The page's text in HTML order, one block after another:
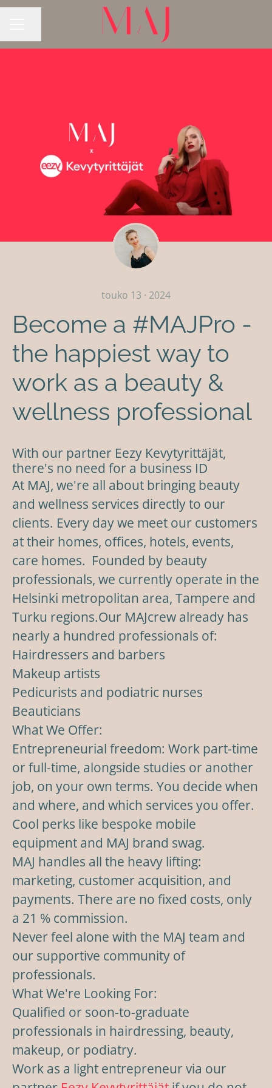
touko 13 · 2024
Become a #MAJPro -
the happiest way to
work as a beauty &
wellness professional
With our partner Eezy Kevytyrittäjät,
there's no need for a business ID
At MAJ, we're all about bringing beauty
and wellness services directly to our
clients. Every day we meet our customers
at their homes, offices, hotels, events,
care homes. Founded by beauty
professionals, we currently operate in the
Helsinki metropolitan area, Tampere and
Turku regions.Our MAJcrew already has
nearly a hundred professionals of:
Hairdressers and barbers
Makeup artists
Pedicurists and podiatric nurses
Beauticians
What We Offer:
Entrepreneurial freedom: Work part-time
or full-time, alongside studies or another
job, on your own terms. You decide when
and where, and which services you offer.
Cool perks like bespoke mobile
equipment and MAJ brand swag.
MAJ handles all the heavy lifting:
marketing, customer acquisition, and
payments. There are no fixed costs, only
a 21 % commission.
Never feel alone with the MAJ team and
our supportive community of
professionals.
What We're Looking For:
Qualified or soon-to-graduate
professionals in hairdressing, beauty,
makeup, or podiatry.
Work as a light entrepreneur via our